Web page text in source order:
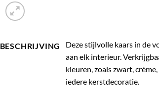
BESCHRIJVING
Deze stijlvolle kaars in de
aan elk interieur.
kleuren, zoals zwart,
iedere kerstdecoratie.